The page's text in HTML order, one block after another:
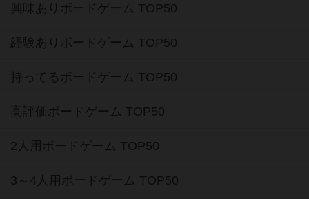
興味ありボードゲーム TOP50
経験ありボードゲーム TOP50
持ってるボードゲーム TOP50
高評価ボードゲーム TOP50
2人用ボードゲーム TOP50
3～4人用ボードゲーム TOP50